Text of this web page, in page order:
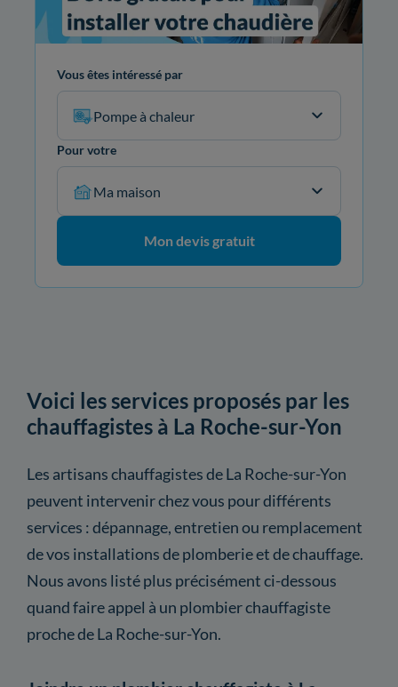
Vous êtes intéressé par
Pompe à chaleur
Pour votre
Ma maison
Mon devis gratuit
Voici les services proposés par les
chauffagistes à La Roche-sur-Yon
Les artisans chauffagistes de La Roche-sur-Yon
peuvent intervenir chez vous pour différents
services : dépannage, entretien ou remplacement
de vos installations de plomberie et de chauffage.
Nous avons listé plus précisément ci-dessous
quand faire appel à un plombier chauffagiste
proche de La Roche-sur-Yon.